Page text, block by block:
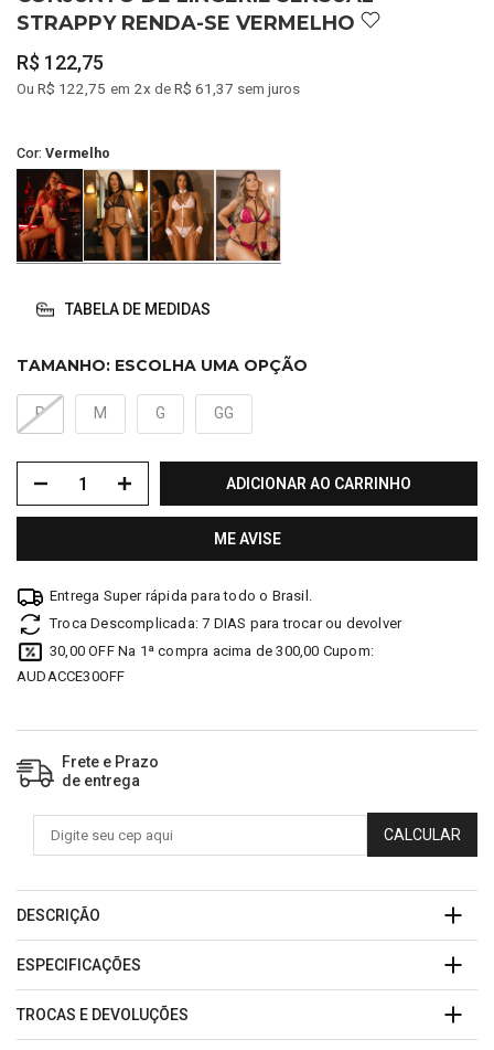
STRAPPY RENDA-SE VERMELHO
R$ 122,75
Ou R$ 122,75 em 2x de R$ 61,37 sem juros
Cor: Vermelho
TABELA DE MEDIDAS
TAMANHO: ESCOLHA UMA OPÇÃO
P M G GG
ADICIONAR AO CARRINHO
ME AVISE
Entrega Super rápida para todo o Brasil.
Troca Descomplicada: 7 DIAS para trocar ou devolver
30,00 OFF Na 1ª compra acima de 300,00 Cupom:
AUDACCE30OFF
Frete e Prazo
de entrega
CALCULAR
DESCRIÇÃO
ESPECIFICAÇÕES
TROCAS E DEVOLUÇÕES